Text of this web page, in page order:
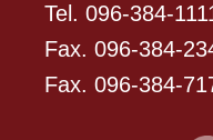
Tel. 096-384-
Fax. 096-384-
Fax. 096-384-